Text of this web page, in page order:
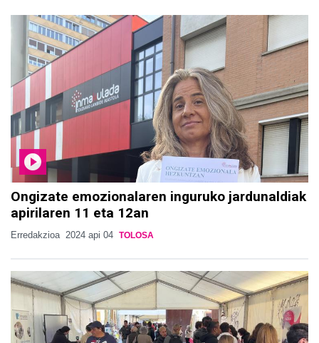
Ongizate emozionalaren inguruko jardunaldiak
apirilaren 11 eta 12an
Erredakzioa 2024 api 04 TOLOSA